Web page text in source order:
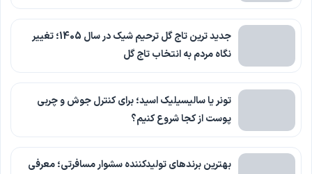
جدید ترین تاج گل ترحیم شیک در سال 1405؛ تغییر
نگاه مردم به انتخاب تاج گل
تونر یا سالیسیلیک اسید؛ برای کنترل جوش و چربی
پوست از کجا شروع کنیم؟
بهترین برندهای تولیدکننده سشوار مسافرتی؛ معرفی